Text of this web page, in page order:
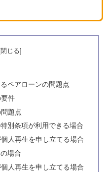
ペアローンの問題点
件
題点
別条項が利用できる場合
人再生を申し立てる場合
場合
人再生を申し立てる場合